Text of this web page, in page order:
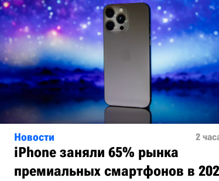
Новости 2
iPhone заняли 65% рынка
премиальных смартфонов в